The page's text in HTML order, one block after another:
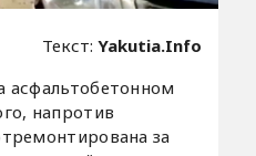
Текст:Yakutia.Info
асфальтобетонном
напротив
за